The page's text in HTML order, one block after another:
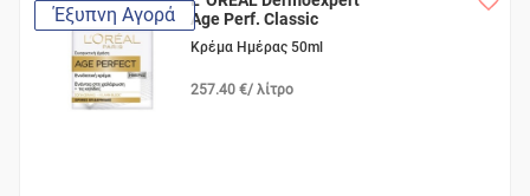
Έξυπνη Αγορά
Age Perf. Classic
Κρέμα Ημέρας 50ml
257.40 €/ λίτρο